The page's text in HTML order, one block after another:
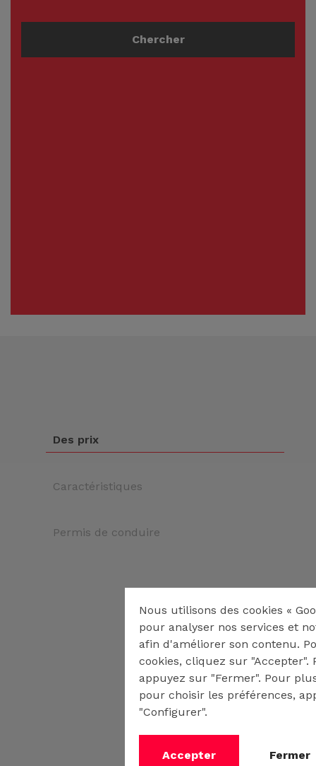
Chercher
Des prix
Caractéristiques
Permis de conduire
Nous utilisons des cookies «
pour analyser nos services et
afin d'améliorer son contenu.
cookies, cliquez sur "Accepter".
appuyez sur "Fermer". Pour
pour choisir les préférences,
"Configurer".
Accepter Fermer